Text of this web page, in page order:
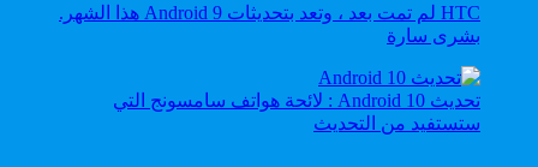
HTC لم تمت بعد ، وتعد بتحديثات Android 9 هذا الشهر.
بشرى سارة
تحديث Android 10 : لائحة هواتف سامسونج التي
ستستفيد من التحديث